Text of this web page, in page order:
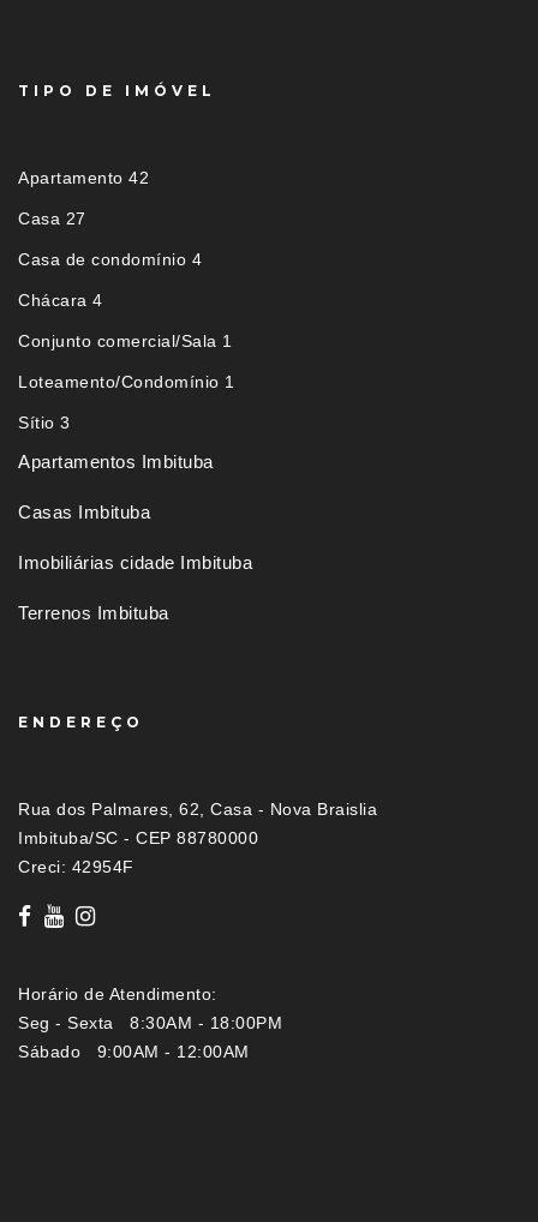
TIPO DE IMÓVEL
Apartamento 42
Casa 27
Casa de condomínio 4
Chácara 4
Conjunto comercial/Sala 1
Loteamento/Condomínio 1
Sítio 3
Apartamentos Imbituba
Casas Imbituba
Imobiliárias cidade Imbituba
Terrenos Imbituba
ENDEREÇO
Rua dos Palmares, 62, Casa - Nova Braislia
Imbituba/SC - CEP 88780000
Creci: 42954F
Horário de Atendimento:
Seg - Sexta 8:30AM - 18:00PM
Sábado 9:00AM - 12:00AM